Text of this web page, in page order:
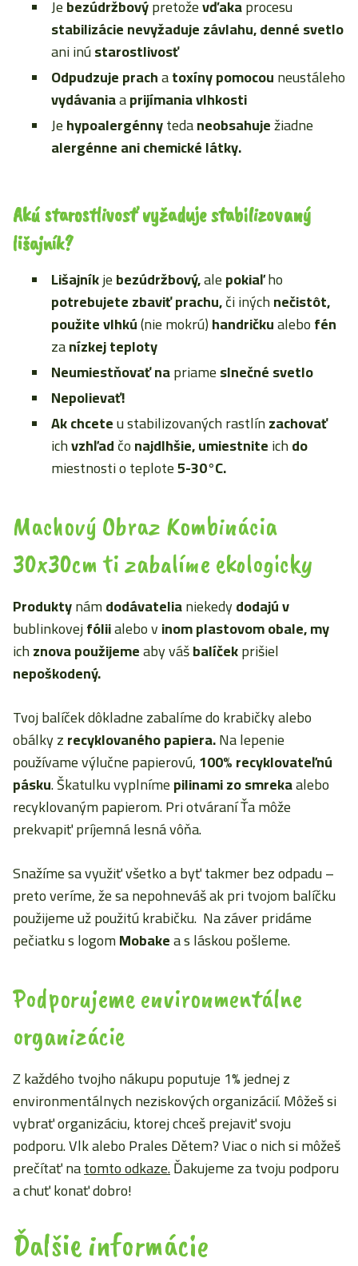
Jebezúdržbovýpretoževďakaprocesu
stabilizácie nevyžaduje závlahu, denné svetlo
ani inústarostlivosť
Odpudzuje prachatoxíny pomocouneustáleho
vydávaniaaprijímania vlhkosti
Jehypoalergénnytedaneobsahuježiadne
alergénne ani chemické látky.
Akú starostlivosť vyžaduje stabilizovaný
lišajník?
Lišajníkjebezúdržbový,alepokiaľho
potrebujete zbaviť prachu,či inýchnečistôt,
použite vlhkú(nie mokrú)handričkualebofén
zanízkej teploty
Neumiestňovať napriameslnečné svetlo
Nepolievať!
Ak chceteu stabilizovaných rastlínzachovať
ichvzhľadčonajdlhšie, umiestniteichdo
miestnosti o teplote5-30°C.
Machový Obraz Kombinácia
30x30cm ti zabalíme ekologicky
Produktynámdodávatelianiekedydodajúv
bublinkovejfóliialebo vinom plastovom obale, my
ichznova použijemeaby vášbalíčekprišiel
nepoškodený.
Tvoj balíček dôkladne zabalíme do krabičky alebo
obálky zrecyklovaného papiera.Na lepenie
používame výlučne papierovú,100% recyklovateľnú
pásku. Škatulku vyplnímepilinami zo smrekaalebo
recyklovaným papierom. Pri otváraní Ťa môže
prekvapiť príjemná lesná vôňa.
Snažíme sa využiť všetko a byť takmer bez odpadu –
preto veríme, že sa nepohneváš ak pri tvojom balíčku
použijeme už použitú krabičku. Na záver pridáme
pečiatku s logomMobakea s láskou pošleme.
Podporujeme environmentálne
organizácie
Z každého tvojho nákupu poputuje 1% jednej z
environmentálnych neziskových organizácií. Môžeš si
vybrať organizáciu, ktorej chceš prejaviť svoju
podporu. Vlk alebo Prales Dětem? Viac o nich si môžeš
prečítať natomto odkaze.Ďakujeme za tvoju podporu
a chuť konať dobro!
Ďalšie informácie